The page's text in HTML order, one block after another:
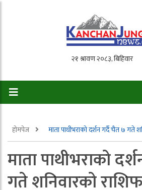
होमपेज माता पाथीभराको दर्शन गर्दै चैत ७ गते
माता पाथीभराको
गते शनिवारको